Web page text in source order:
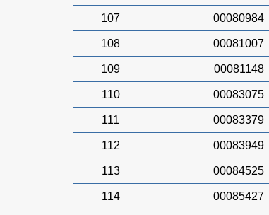
107 00080984
108 00081007
109 00081148
110 00083075
111 00083379
112 00083949
113 00084525
114 00085427